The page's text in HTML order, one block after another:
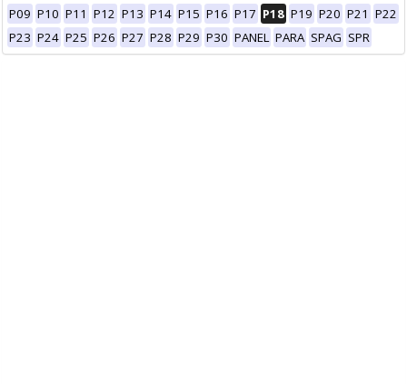
P09 P10 P11 P12 P13 P14 P15 P16 P17 P18 P19 P20 P21 P22
P23 P24 P25 P26 P27 P28 P29 P30 PANEL PARA SPAG SPR